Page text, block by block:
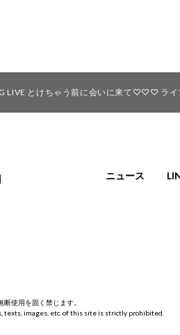
LIVE とけちゃう前に会いに来て♡♡♡ ラ
ニュース
使用を固く禁じます。
images, etc. of this site is strictly prohibited.